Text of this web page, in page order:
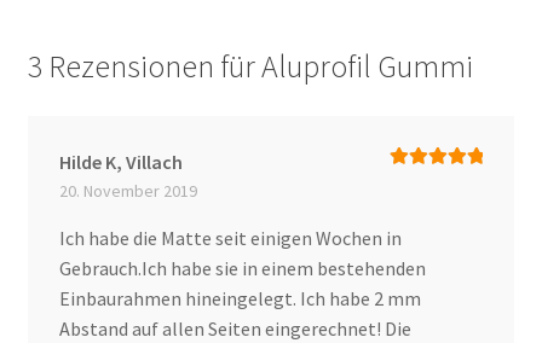
3 Rezensionen fürAluprofil Gummi
Hilde K, Villach
20. November 2019
Ich habe die Matte seit einigen Wochen in
Gebrauch.Ich habe sie in einem bestehenden
Einbaurahmen hineingelegt. Ich habe 2 mm
Abstand auf allen Seiten eingerechnet! Die